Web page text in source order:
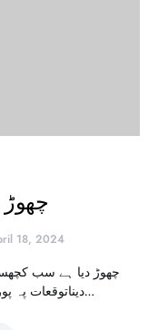
18, 2024
چھوڑ دیا ہے سب
دیناتوقعات پہ پورا اترنامعذرت کی تصویر بننامحبتوں…